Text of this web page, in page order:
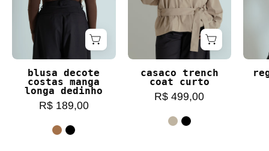
blusa decote
costas manga
longa dedinho
R$ 189,00
casaco trench
coat curto
R$ 499,00